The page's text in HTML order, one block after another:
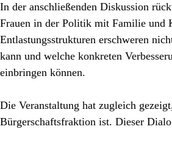
In der anschließenden Diskussion
Frauen in der Politik mit Familie und
Entlastungsstrukturen erschweren
kann und welche konkreten
einbringen können.
Die Veranstaltung hat zugleich
Bürgerschaftsfraktion ist. Dieser